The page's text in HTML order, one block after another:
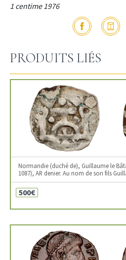
1 centime 1976
PRODUITS LIÉS
Normandie (duché de), Guillaume le
1087), AR denier. Au nom de son fils
500€